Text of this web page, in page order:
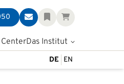
Das Institut
DE EN